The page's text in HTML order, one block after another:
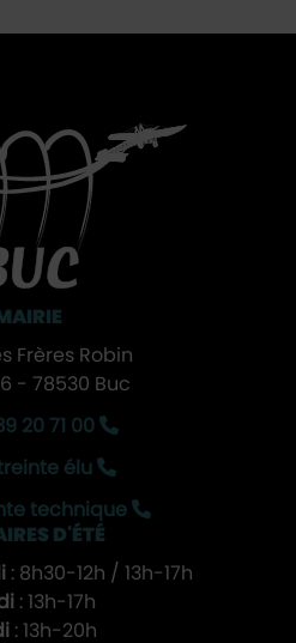
MAIRIE
Frères Robin
- 78530 Buc
20 71 00
élu
technique
D'ÉTÉ
: 8h30-12h / 13h-17h
: 13h-17h
: 13h-20h